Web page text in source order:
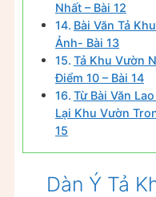
Nhất – Bài 12
Bài Văn Tả
Ảnh- Bài 13
Tả Khu Vườn
Điểm 10 – Bài 14
Từ Bài Văn
Lại Khu Vườn
15
Dàn Ý Tả